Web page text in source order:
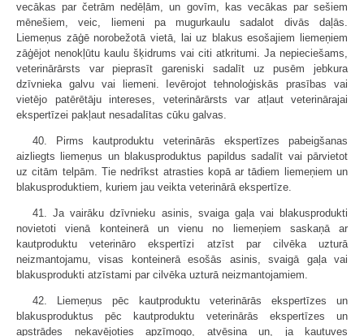
vecākas par četrām nedēļām, un govīm, kas vecākas par sešiem
mēnešiem, veic, liemeni pa mugurkaulu sadalot divās daļās.
Liemeņus zāģē norobežotā vietā, lai uz blakus esošajiem liemeņiem
zāģējot nenokļūtu kaulu šķidrums vai citi atkritumi. Ja nepieciešams,
veterinārārsts var pieprasīt gareniski sadalīt uz pusēm jebkura
dzīvnieka galvu vai liemeni. Ievērojot tehnoloģiskās prasības vai
vietējo patērētāju intereses, veterinārārsts var atļaut veterinārajai
ekspertīzei pakļaut nesadalītas cūku galvas.
40. Pirms kautproduktu veterinārās ekspertīzes pabeigšanas
aizliegts liemeņus un blakusproduktus papildus sadalīt vai pārvietot
uz citām telpām. Tie nedrīkst atrasties kopā ar tādiem liemeņiem un
blakusproduktiem, kuriem jau veikta veterinārā ekspertīze.
41. Ja vairāku dzīvnieku asinis, svaiga gaļa vai blakusprodukti
novietoti vienā konteinerā un vienu no liemeņiem saskaņā ar
kautproduktu veterināro ekspertīzi atzīst par cilvēka uzturā
neizmantojamu, visas konteinerā esošās asinis, svaigā gaļa vai
blakusprodukti atzīstami par cilvēka uzturā neizmantojamiem.
42. Liemeņus pēc kautproduktu veterinārās ekspertīzes un
blakusproduktus pēc kautproduktu veterinārās ekspertīzes un
apstrādes nekavējoties apzīmogo, atvēsina un, ja kautuves